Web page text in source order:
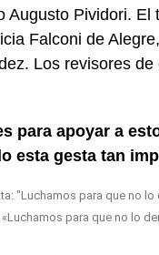
Augusto Pividori.
Falconi de
Los revisores
para apoyar a
esta gesta tan
para que no lo